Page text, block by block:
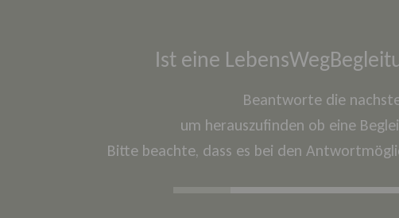
Ist eine
Beantworte die
um herauszufinden ob eine
Bitte beachte, dass es bei den